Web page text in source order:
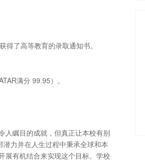
了高等教育的录取通知书。
满分 99.95）。
人瞩目的成就，但真正让本校有别
力并在人生过程中秉承全球和本
展有机结合来实现这个目标。学校